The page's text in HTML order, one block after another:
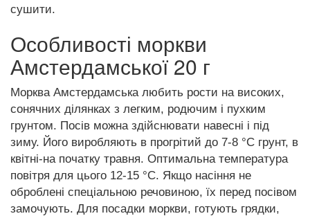
сушити.
Особливості моркви
Амстердамської 20 г
Морква Амстердамська любить рости на високих,
сонячних ділянках з легким, родючим і пухким
грунтом. Посів можна здійснювати навесні і під
зиму. Його виробляють в прогрітий до 7-8 °C грунт, в
квітні-на початку травня. Оптимальна температура
повітря для цього 12-15 °C. Якщо насіння не
оброблені спеціальною речовиною, їх перед посівом
замочують. Для посадки моркви, готують грядки,